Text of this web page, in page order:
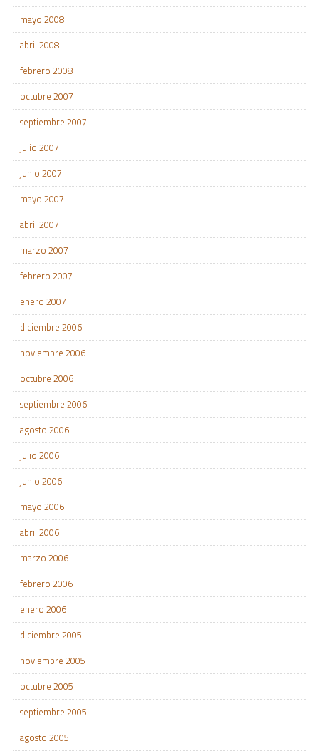
mayo 2008
abril 2008
febrero 2008
octubre 2007
septiembre 2007
julio 2007
junio 2007
mayo 2007
abril 2007
marzo 2007
febrero 2007
enero 2007
diciembre 2006
noviembre 2006
octubre 2006
septiembre 2006
agosto 2006
julio 2006
junio 2006
mayo 2006
abril 2006
marzo 2006
febrero 2006
enero 2006
diciembre 2005
noviembre 2005
octubre 2005
septiembre 2005
agosto 2005